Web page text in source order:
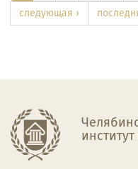
следующая ›